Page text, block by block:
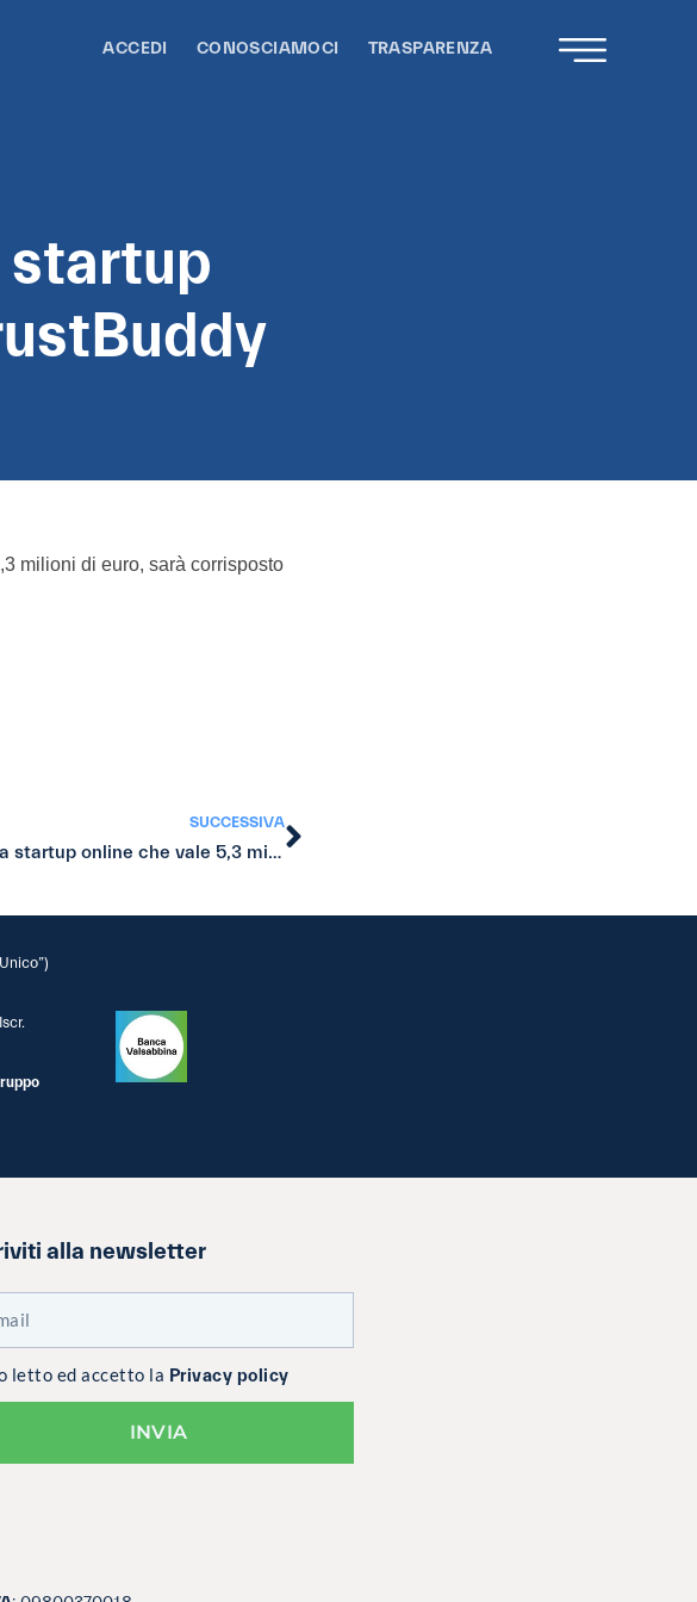
ACCEDI CONOSCIAMOCI TRASPARENZA
startup
milioni di euro, sarà corrisposto
SUCCESSIVA
Effemeride: Prestiti: Prestiamoci, la startup online che vale 5,3 milioni
alla newsletter
letto ed accetto la Privacy policy
INVIA